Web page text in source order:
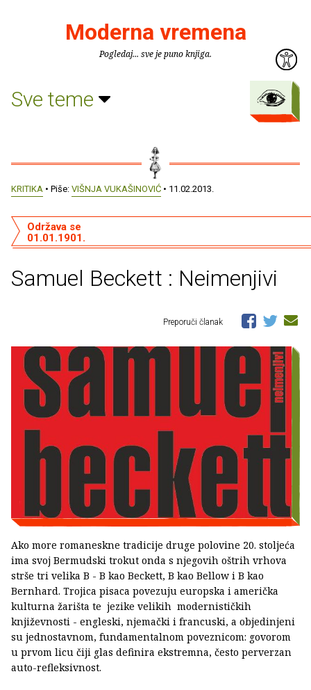
Moderna vremena
Pogledaj... sve je puno knjiga.
Sve teme
KRITIKA • Piše: VIŠNJA VUKAŠINOVIĆ • 11.02.2013.
Samuel Beckett : Neimenjivi
Održava se
01.01.1901.
Preporuči članak
Ako more romaneskne tradicije druge polovine 20. stoljeća
ima svoj Bermudski trokut onda s njegovih oštrih vrhova
strše tri velika B - B kao Beckett, B kao Bellow i B kao
Bernhard. Trojica pisaca povezuju europska i američka
kulturna žarišta te jezike velikih modernističkih
književnosti - engleski, njemački i francuski, a objedinjeni
su jednostavnom, fundamentalnom poveznicom: govorom
u prvom licu čiji glas definira ekstremna, često perverzan
auto-refleksivnost.